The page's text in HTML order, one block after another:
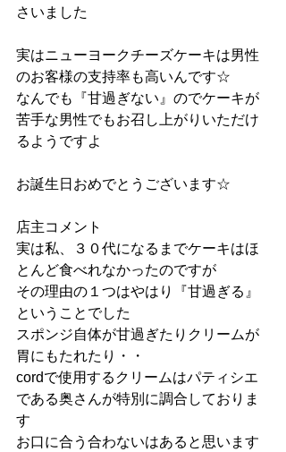
さいました
実はニューヨークチーズケーキは男性
のお客様の支持率も高いんです☆
なんでも『甘過ぎない』のでケーキが
苦手な男性でもお召し上がりいただけ
るようですよ
お誕生日おめでとうございます☆
店主コメント
実は私、３０代になるまでケーキはほ
とんど食べれなかったのですが
その理由の１つはやはり『甘過ぎる』
ということでした
スポンジ自体が甘過ぎたりクリームが
胃にもたれたり・・
cordで使用するクリームはパティシエ
である奥さんが特別に調合しておりま
す
お口に合う合わないはあると思います